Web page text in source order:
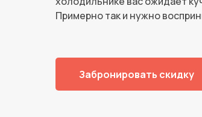
Примерно так и нужно
Забронировать скидку